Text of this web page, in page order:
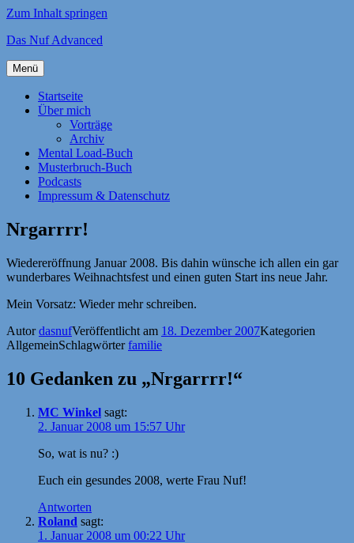
Zum Inhalt springen
Das Nuf Advanced
Menü
Startseite
Über mich
Vorträge
Archiv
Mental Load-Buch
Musterbruch-Buch
Podcasts
Impressum & Datenschutz
Nrgarrrr!
Wiedereröffnung Januar 2008. Bis dahin wünsche ich allen ein gar
wunderbares Weihnachtsfest und einen guten Start ins neue Jahr.
Mein Vorsatz: Wieder mehr schreiben.
AutordasnufVeröffentlicht am 18. Dezember 2007Kategorien
AllgemeinSchlagwörterfamilie
10 Gedanken zu „Nrgarrrr!“
MC Winkel sagt:
2. Januar 2008 um 15:57 Uhr
So, wat is nu? :)
Euch ein gesundes 2008, werte Frau Nuf!
Antworten
Roland sagt:
1. Januar 2008 um 00:22 Uhr